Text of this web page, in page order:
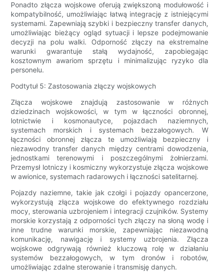
Ponadto złącza wojskowe oferują zwiększoną modułowość i
kompatybilność, umożliwiając łatwą integrację z istniejącymi
systemami. Zapewniają szybki i bezpieczny transfer danych,
umożliwiając bieżący ogląd sytuacji i lepsze podejmowanie
decyzji na polu walki. Odporność złączy na ekstremalne
warunki gwarantuje stałą wydajność, zapobiegając
kosztownym awariom sprzętu i minimalizując ryzyko dla
personelu.
Podtytuł 5: Zastosowania złączy wojskowych
Złącza wojskowe znajdują zastosowanie w różnych
dziedzinach wojskowości, w tym w łączności obronnej,
lotnictwie i kosmonautyce, pojazdach naziemnych,
systemach morskich i systemach bezzałogowych. W
łączności obronnej złącza te umożliwiają bezpieczny i
niezawodny transfer danych między centrami dowodzenia,
jednostkami terenowymi i poszczególnymi żołnierzami.
Przemysł lotniczy i kosmiczny wykorzystuje złącza wojskowe
w awionice, systemach radarowych i łączności satelitarnej.
Pojazdy naziemne, takie jak czołgi i pojazdy opancerzone,
wykorzystują złącza wojskowe do efektywnego rozdziału
mocy, sterowania uzbrojeniem i integracji czujników. Systemy
morskie korzystają z odporności tych złączy na słoną wodę i
inne trudne warunki morskie, zapewniając niezawodną
komunikację, nawigację i systemy uzbrojenia. Złącza
wojskowe odgrywają również kluczową rolę w działaniu
systemów bezzałogowych, w tym dronów i robotów,
umożliwiając zdalne sterowanie i transmisję danych.